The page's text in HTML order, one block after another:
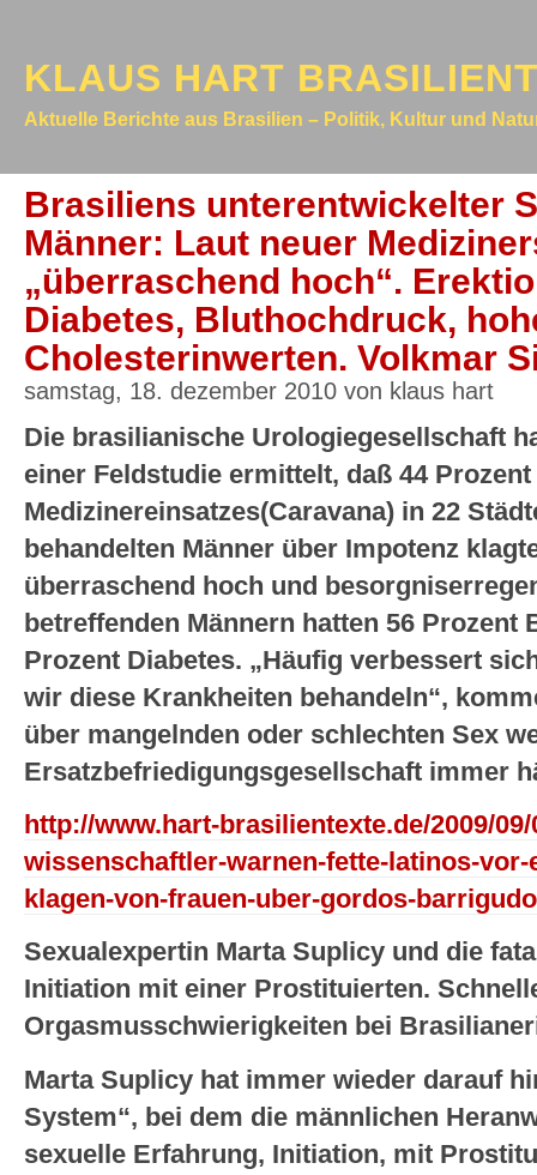
KLAUS HART
Aktuelle Berichte aus Brasilien – Politik, Kultur und
Brasiliens unterentwickelter
Männer: Laut neuer
„überraschend hoch“.
Diabetes, Bluthochdruck,
Cholesterinwerten. Volkmar
samstag, 18. dezember 2010 von klaus hart
Die brasilianische Urologiegesellschaft
einer Feldstudie ermittelt, daß 44
Medizinereinsatzes(Caravana) in 22
behandelten Männer über Impotenz
überraschend hoch und
betreffenden Männern hatten 56 Prozent
Prozent Diabetes. „Häufig verbessert
wir diese Krankheiten behandeln“,
über mangelnden oder schlechten Sex
Ersatzbefriedigungsgesellschaft immer
http://www.hart-brasilientexte.de/2009/
wissenschaftler-warnen-fette-latinos-
klagen-von-frauen-uber-gordos-
Sexualexpertin Marta Suplicy und die
Initiation mit einer Prostituierten.
Orgasmusschwierigkeiten bei
Marta Suplicy hat immer wieder darauf
System“, bei dem die männlichen
sexuelle Erfahrung, Initiation, mit